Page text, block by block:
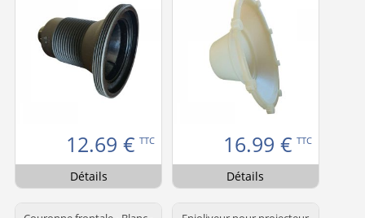
12.69 € TTC
Détails
16.99 € TTC
Détails